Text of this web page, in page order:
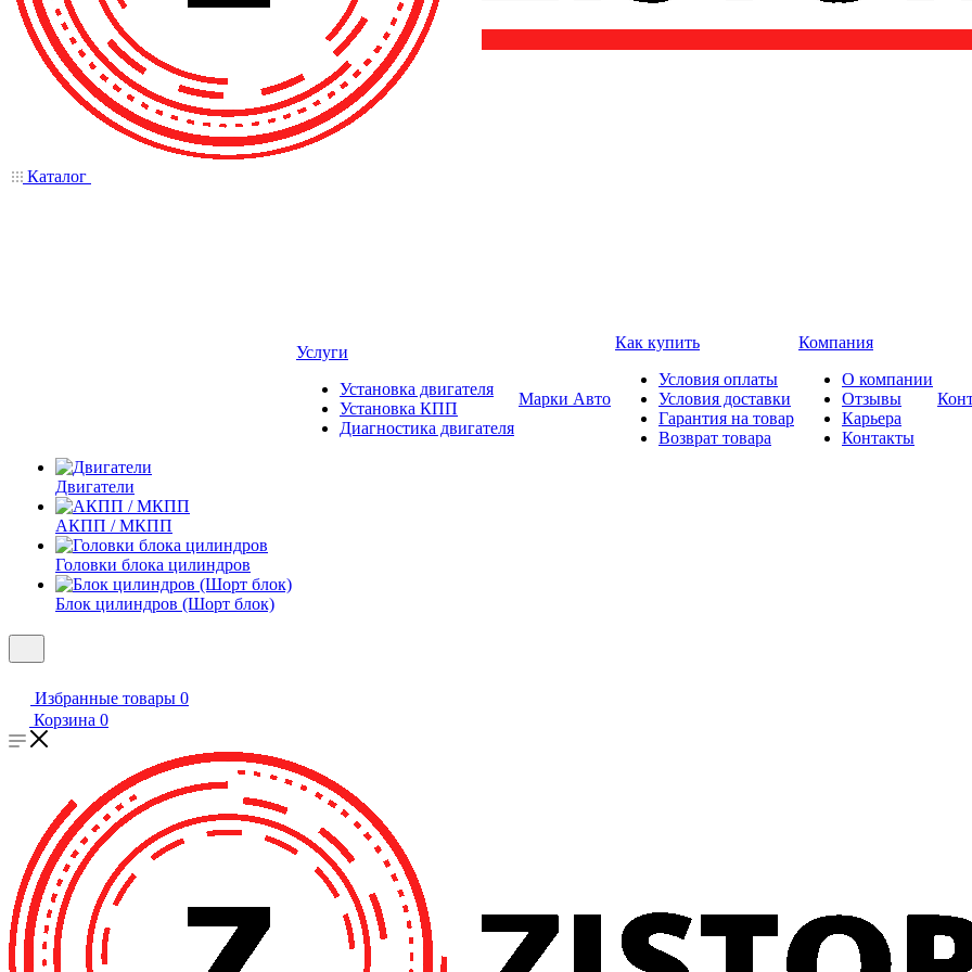
Каталог
Двигатели
АКПП / МКПП
Головки блока цилиндров
Блок цилиндров (Шорт блок)
Услуги
Установка двигателя
Установка КПП
Диагностика двигателя
Марки Авто
Как купить
Условия оплаты
Условия доставки
Гарантия на товар
Возврат товара
Компания
О компании
Отзывы
Карьера
Контакты
Избранные товары 0
Корзина 0